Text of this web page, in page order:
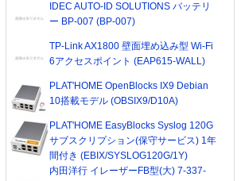
IDEC AUTO-ID SOLUTIONS バッテリ
ー BP-007 (BP-007)
TP-Link AX1800 壁面埋め込み型 Wi-Fi
6アクセスポイント (EAP615-WALL)
PLAT'HOME OpenBlocks IX9 Debian
10搭載モデル (OBSIX9/D10A)
PLAT'HOME EasyBlocks Syslog 120G
サブスクリプション(保守サービス) 1年
間付き (EBIX/SYSLOG120G/1Y)
内田洋行 イレーザーFB型(大) 7-337-